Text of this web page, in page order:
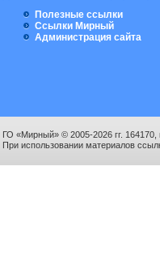
Полезные ссылки
Ссылки Мирный
Администрация сайта
ГО «Мирный» © 2005-2026 гг. 164170,
При использовании материалов